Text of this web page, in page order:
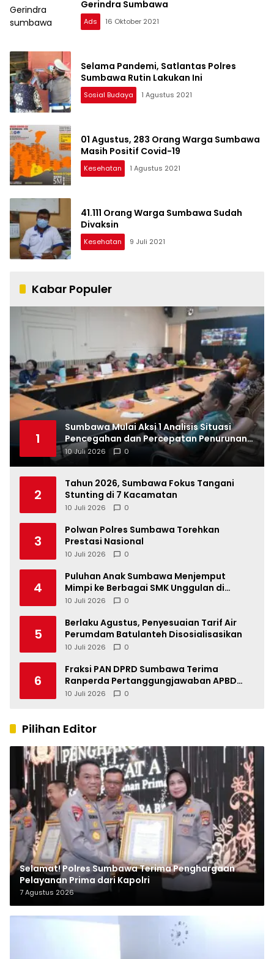
Gerindra Sumbawa
Ads 16 Oktober 2021
Selama Pandemi, Satlantas Polres
Sumbawa Rutin Lakukan Ini
Sosial Budaya 1 Agustus 2021
01 Agustus, 283 Orang Warga Sumbawa
Masih Positif Covid-19
Kesehatan 1 Agustus 2021
41.111 Orang Warga Sumbawa Sudah
Divaksin
Kesehatan 9 Juli 2021
Kabar Populer
1
Sumbawa Mulai Aksi 1 Analisis Situasi
Pencegahan dan Percepatan Penurunan
Stunting Tahun 2026
10 Juli 2026 0
2
Tahun 2026, Sumbawa Fokus Tangani
Stunting di 7 Kacamatan
10 Juli 2026 0
3
Polwan Polres Sumbawa Torehkan
Prestasi Nasional
10 Juli 2026 0
4
Puluhan Anak Sumbawa Menjemput
Mimpi ke Berbagai SMK Unggulan di
Indonesia
10 Juli 2026 0
5
Berlaku Agustus, Penyesuaian Tarif Air
Perumdam Batulanteh Disosialisasikan
10 Juli 2026 0
6
Fraksi PAN DPRD Sumbawa Terima
Ranperda Pertanggungjawaban APBD
2025, Soroti SILPA Rp201,68 Miliar dan
10 Juli 2026 0
Pilihan Editor
Selamat! Polres Sumbawa Terima Penghargaan
Pelayanan Prima dari Kapolri
7 Agustus 2026